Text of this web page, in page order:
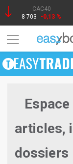
CAC40
8 703
-0,13 %
articles,
dossiers